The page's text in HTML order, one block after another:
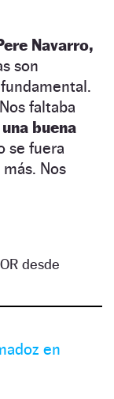
Navarro,
son
faltaba
buena
se fuera
Nos
desde
en